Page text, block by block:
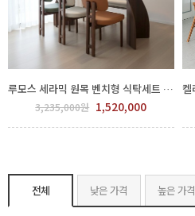
루모스 세라믹 원목 벤치형 식탁세트 700-212
3,235,000원 1,520,000
전체 낮은 가격 높은 가격